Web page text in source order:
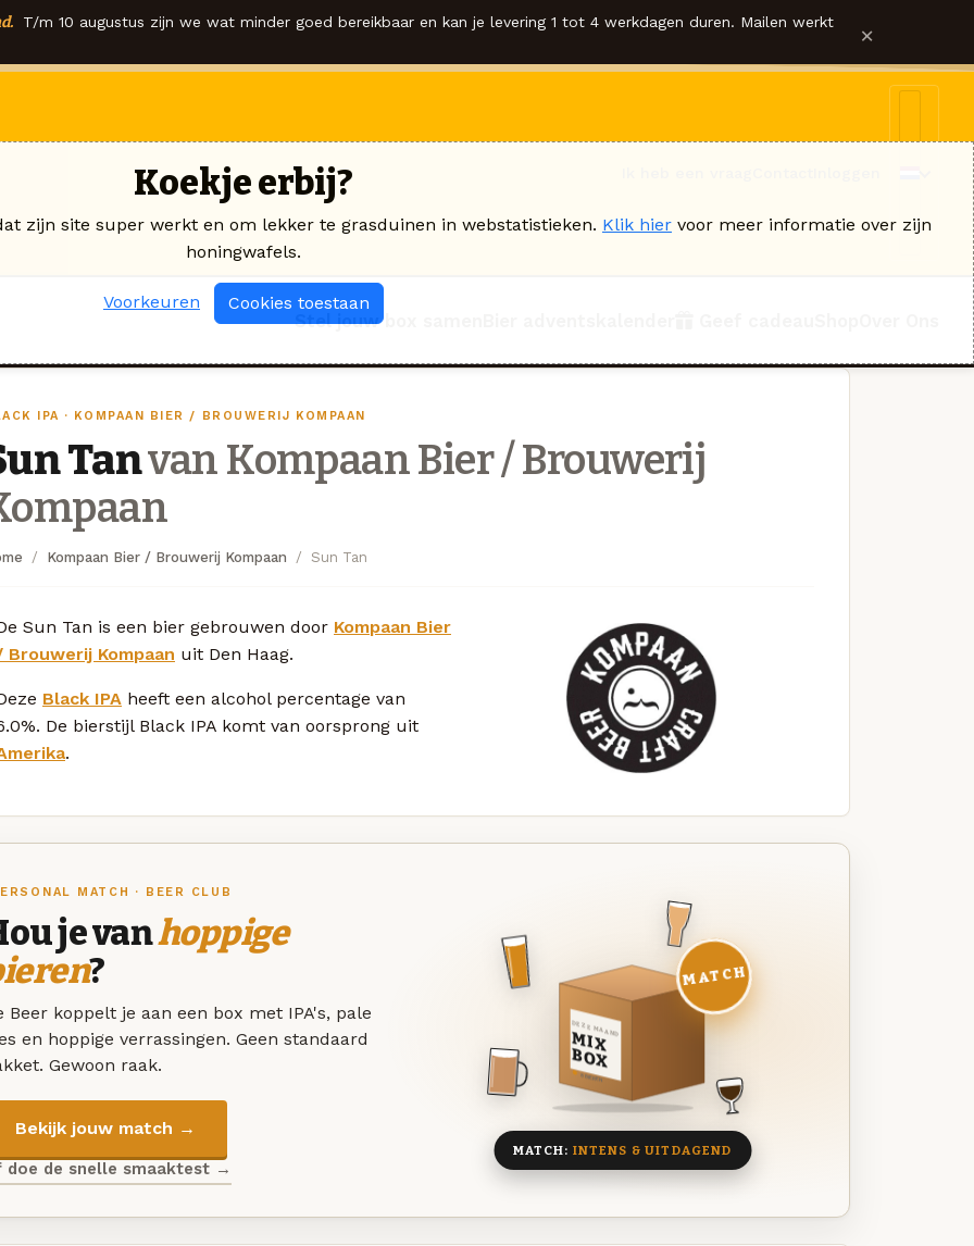
T/m 10 augustus zijn we wat minder goed bereikbaar en kan je levering 1 tot 4 werkdagen duren. Mailen werkt ×
Stel jouw box samen
IPA · KOMPAAN BIER / BROUWERIJ KOMPAAN
Tanvan Kompaan Bier / Brouwerij
Kompaan Bier / Brouwerij Kompaan Sun Tan
Sun Tan is een bier gebrouwen door Kompaan Bier
Brouwerij Kompaan uit Den Haag.
Black IPA heeft een alcohol percentage van
De bierstijl Black IPA komt van oorsprong uit
.
MATCH · BEER CLUB
je vanhoppige
?
Beer koppelt je aan een box met IPA's, pale
en hoppige verrassingen. Geen standaard
Gewoon raak.
Bekijk jouw match →
doe de snelle smaaktest →
DEZE MAAND
MIX
BOX
8 BIEREN
MATCH
MATCH: INTENS & UITDAGEND
Koekje erbij?
zijn site super werkt en om lekker te grasduinen in webstatistieken. Klik hier voor meer informatie over zijn
honingwafels.
Voorkeuren Cookies toestaan